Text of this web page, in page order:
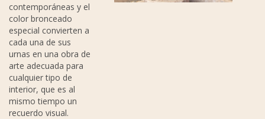
contemporáneas y el
color bronceado
especial convierten a
cada una de sus
urnas en una obra de
arte adecuada para
cualquier tipo de
interior, que es al
mismo tiempo un
recuerdo visual.